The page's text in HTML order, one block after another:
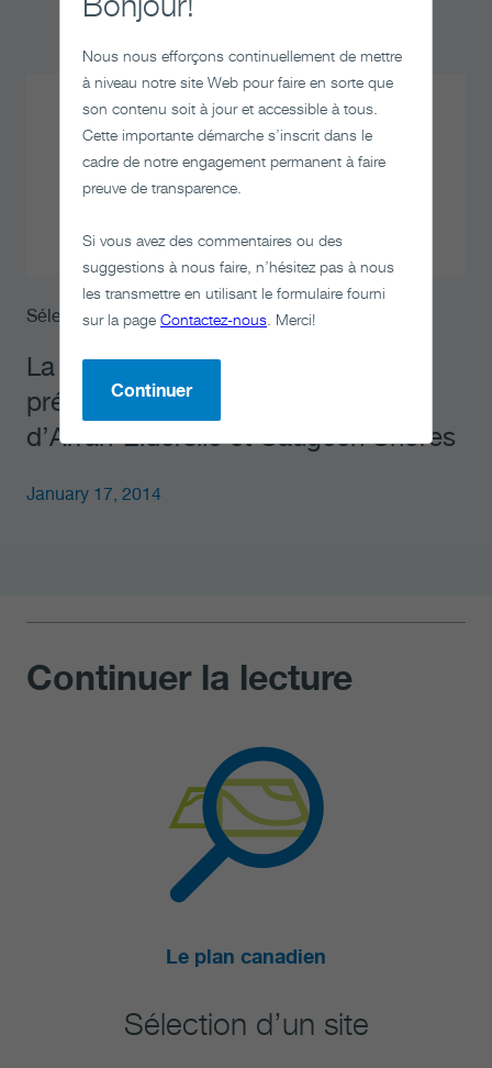
Sélection d'un site
La SGDN conclut ses évaluations
préliminaires dans les collectivités
d’Arran-Elderslie et Saugeen Shores
January 17, 2014
Continuer la lecture
Le plan canadien
Sélection d’un site
Nous nous efforçons continuellement de mettre
à niveau notre site Web pour faire en sorte que
son contenu soit à jour et accessible à tous.
Cette importante démarche s’inscrit dans le
cadre de notre engagement permanent à faire
preuve de transparence.
Si vous avez des commentaires ou des
suggestions à nous faire, n’hésitez pas à nous
les transmettre en utilisant le formulaire fourni
sur la page Contactez-nous . Merci!
Continuer